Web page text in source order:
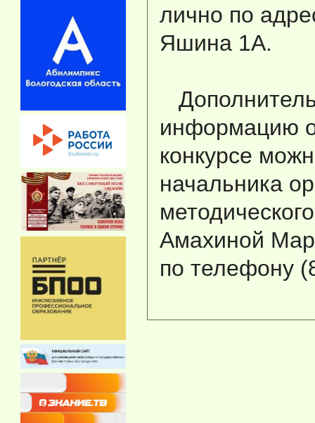
лично по
Яшина 1А.
информацию
конкурсе
начальника
Амахиной
по телефону